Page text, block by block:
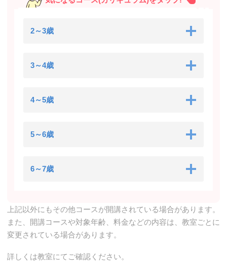
2～3歳
3～4歳
4～5歳
5～6歳
6～7歳
上記以外にもその他コースが開講されている場合があります。
また、開講コースや対象年齢、料金などの内容は、教室ごとに
変更されている場合があります。
詳しくは教室にてご確認ください。